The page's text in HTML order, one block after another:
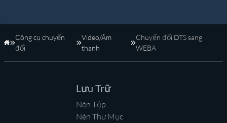
Trang Chủ
Công cụ chuyển
đổi
Video/Âm
thanh
Chuyển đổi DTS sang
WEBA
Lưu Trữ
Nén Tệp
Nén Thư Mục